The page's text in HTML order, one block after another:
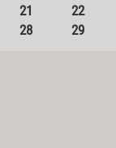
21
22
28
29